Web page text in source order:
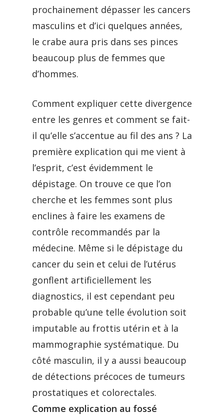
prochainement dépasser les cancers
masculins et d’ici quelques années,
le crabe aura pris dans ses pinces
beaucoup plus de femmes que
d’hommes.
Comment expliquer cette divergence
entre les genres et comment se fait-
il qu’elle s’accentue au fil des ans ? La
première explication qui me vient à
l’esprit, c’est évidemment le
dépistage. On trouve ce que l’on
cherche et les femmes sont plus
enclines à faire les examens de
contrôle recommandés par la
médecine. Même si le dépistage du
cancer du sein et celui de l’utérus
gonflent artificiellement les
diagnostics, il est cependant peu
probable qu’une telle évolution soit
imputable au frottis utérin et à la
mammographie systématique. Du
côté masculin, il y a aussi beaucoup
de détections précoces de tumeurs
prostatiques et colorectales.
Comme explication au fossé